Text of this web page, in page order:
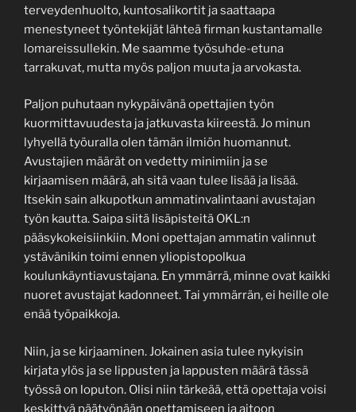
terveydenhuolto, kuntosalikortit ja saattaapa
menestyneet työntekijät lähteä firman kustantamalle
lomareissullekin. Me saamme työsuhde-etuna
tarrakuvat, mutta myös paljon muuta ja arvokasta.
Paljon puhutaan nykypäivänä opettajien työn
kuormittavuudesta ja jatkuvasta kiireestä. Jo minun
lyhyellä työuralla olen tämän ilmiön huomannut.
Avustajien määrät on vedetty minimiin ja se
kirjaamisen määrä, ah sitä vaan tulee lisää ja lisää.
Itsekin sain alkupotkun ammatinvalintaani avustajan
työn kautta. Saipa siitä lisäpisteitä OKL:n
pääsykokeisiinkiin. Moni opettajan ammatin valinnut
ystävänikin toimi ennen yliopistopolkua
koulunkäyntiavustajana. En ymmärrä, minne ovat kaikki
nuoret avustajat kadonneet. Tai ymmärrän, ei heille ole
enää työpaikkoja.
Niin, ja se kirjaaminen. Jokainen asia tulee nykyisin
kirjata ylös ja se lippusten ja lappusten määrä tässä
työssä on loputon. Olisi niin tärkeää, että opettaja voisi
keskittyä päätyönään opettamiseen ja aitoon